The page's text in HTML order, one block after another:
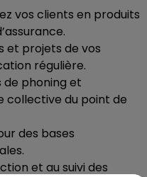
vos clients en produits
et projets de vos
régulière.
de phoning et
collective du point de
des bases
et au suivi des